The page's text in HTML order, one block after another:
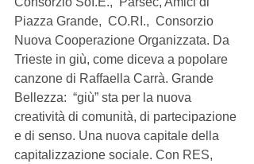
Piazza Grande,  CO.RI.,  Consorzio
Nuova Cooperazione Organizzata. Da
Trieste in giù, come diceva a popolare
canzone di Raffaella Carrà. Grande
Bellezza:  “giù” sta per la nuova
creatività di comunità, di partecipazione
e di senso. Una nuova capitale della
capitalizzazione sociale. Con RES,